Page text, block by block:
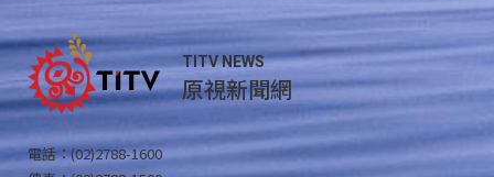
TITV NEWS
原視新聞網
電話：(02)2788-1600